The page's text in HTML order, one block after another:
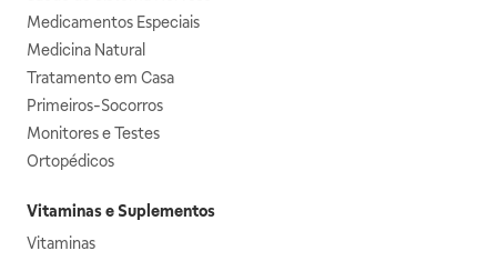
Medicamentos Especiais
Medicina Natural
Tratamento em Casa
Primeiros-Socorros
Monitores e Testes
Ortopédicos
Vitaminas e Suplementos
Vitaminas